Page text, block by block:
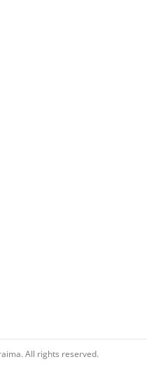
All rights reserved.